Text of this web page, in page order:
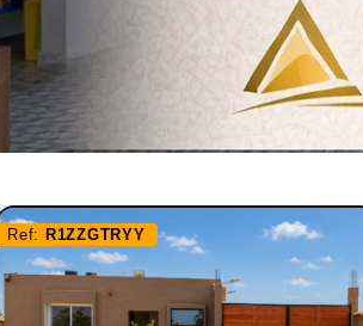
Ref: R1ZZGTRYY